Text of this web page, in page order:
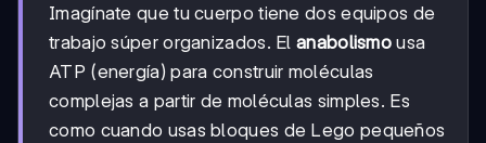
Imagínate que tu cuerpo tiene dos equipos de
trabajo súper organizados. Elanabolismo usa
ATP (energía) para construir moléculas
complejas a partir de moléculas simples. Es
como cuando usas bloques de Lego pequeños